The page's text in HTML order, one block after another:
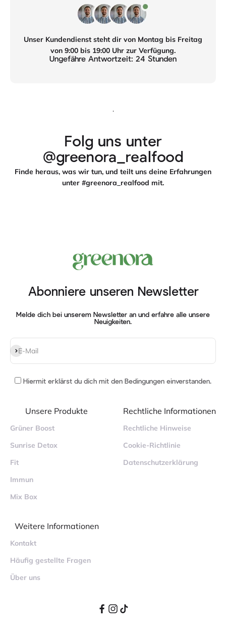
Unser Kundendienst steht dir von Montag bis Freitag
von 9:00 bis 19:00 Uhr zur Verfügung.
Ungefähre Antwortzeit: 24 Stunden
.
Folg uns unter
@greenora_realfood
Finde heraus, was wir tun, und teilt uns deine Erfahrungen
unter #greenora_realfood mit.
Abonniere unseren Newsletter
Melde dich bei unserem Newsletter an und erfahre alle unsere
Neuigkeiten.
E-Mail
Abonnieren
Hiermit erklärst du dich mit den Bedingungen einverstanden.
Unsere Produkte
Grüner Boost
Sunrise Detox
Fit
Immun
Mix Box
Rechtliche Informationen
Rechtliche Hinweise
Cookie-Richtlinie
Datenschutzerklärung
Weitere Informationen
Kontakt
Häufig gestellte Fragen
Über uns